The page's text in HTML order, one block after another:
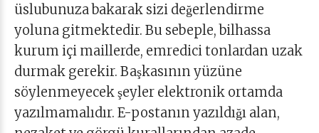
üslubunuza bakarak sizi değerlendirme
yoluna gitmektedir. Bu sebeple, bilhassa
kurum içi maillerde, emredici tonlardan uzak
durmak gerekir. Başkasının yüzüne
söylenmeyecek şeyler elektronik ortamda
yazılmamalıdır. E-postanın yazıldığı alan,